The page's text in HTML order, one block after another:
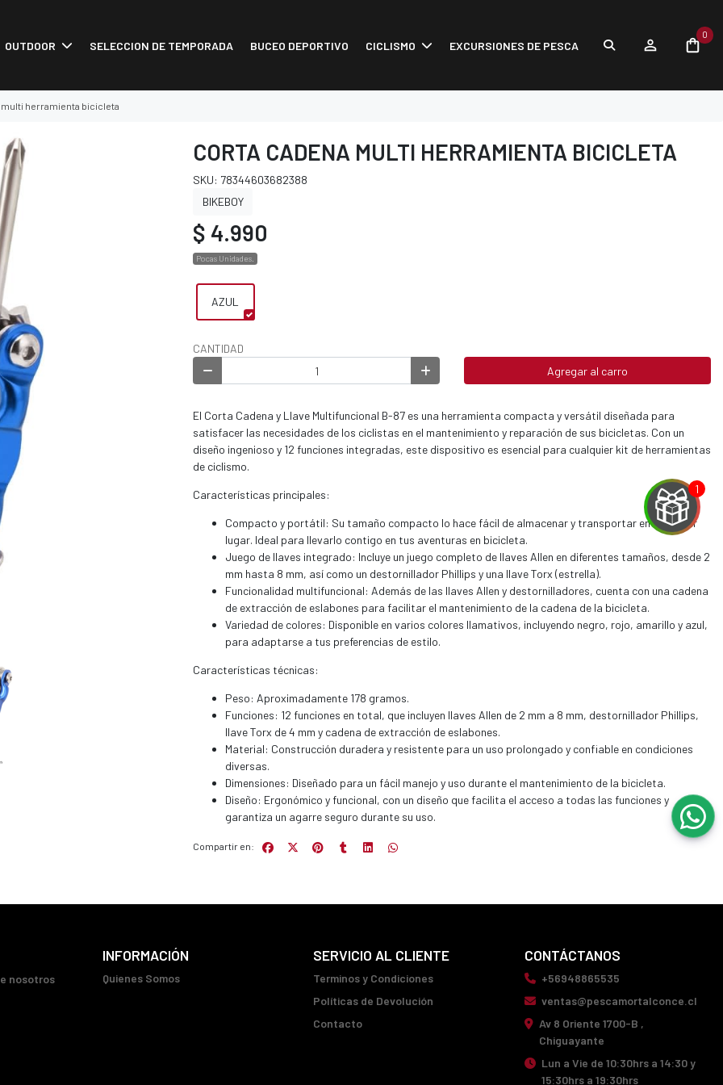
OUTDOOR SELECCION DE TEMPORADA BUCEO DEPORTIVO CICLISMO EXCURSIONES DE PESCA
0
multi herramienta bicicleta
CORTA CADENA MULTI HERRAMIENTA BICICLETA
SKU: 78344603682388
BIKEBOY
$ 4.990
Pocas Unidades.
AZUL
CANTIDAD
Agregar al carro
El Corta Cadena y Llave Multifuncional B-87 es una herramienta compacta y versátil diseñada para
satisfacer las necesidades de los ciclistas en el mantenimiento y reparación de sus bicicletas. Con un
diseño ingenioso y 12 funciones integradas, este dispositivo es esencial para cualquier kit de herramientas
de ciclismo.
Características principales:
Compacto y portátil: Su tamaño compacto lo hace fácil de almacenar y transportar en cualquier
lugar. Ideal para llevarlo contigo en tus aventuras en bicicleta.
Juego de llaves integrado: Incluye un juego completo de llaves Allen en diferentes tamaños, desde 2
mm hasta 8 mm, así como un destornillador Phillips y una llave Torx (estrella).
Funcionalidad multifuncional: Además de las llaves Allen y destornilladores, cuenta con una cadena
de extracción de eslabones para facilitar el mantenimiento de la cadena de la bicicleta.
Variedad de colores: Disponible en varios colores llamativos, incluyendo negro, rojo, amarillo y azul,
para adaptarse a tus preferencias de estilo.
Características técnicas:
Peso: Aproximadamente 178 gramos.
Funciones: 12 funciones en total, que incluyen llaves Allen de 2 mm a 8 mm, destornillador Phillips,
llave Torx de 4 mm y cadena de extracción de eslabones.
Material: Construcción duradera y resistente para un uso prolongado y confiable en condiciones
diversas.
Dimensiones: Diseñado para un fácil manejo y uso durante el mantenimiento de la bicicleta.
Diseño: Ergonómico y funcional, con un diseño que facilita el acceso a todas las funciones y
garantiza un agarre seguro durante su uso.
Compartir en:
nosotros
INFORMACIÓN
Quienes Somos
SERVICIO AL CLIENTE
Terminos y Condiciones
Políticas de Devolución
Contacto
CONTÁCTANOS
+56948865535
ventas@pescamortalconce.cl
Av 8 Oriente 1700-B ,
Chiguayante
Lun a Vie de 10:30hrs a 14:30 y
15:30hrs a 19:30hrs